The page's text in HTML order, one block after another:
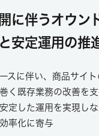
に伴うオウン
安定運用の推
スに伴い、商品サイ
く既存業務の改善を
定した運用を実現し
率化に寄与